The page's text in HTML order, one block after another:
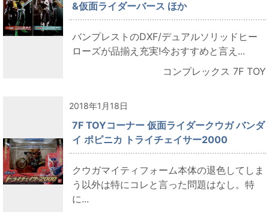
&仮面ライダーバース ほか
バンプレストのDXF/デュアルソリッドヒー
ローズが品揃え充実!今おすすめと言え...
コンプレックス 7F TOY
2018年1月18日
7F TOYコーナー 仮面ライダークウガ バンダ
イ ポピニカ トライチェイサー2000
クウガマイティフォーム本体の退色してしま
う以外は特にコレと言った問題はなし。特
に...